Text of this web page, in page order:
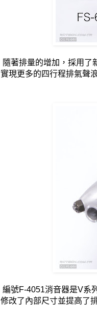
隨著排量的增加，採用了
實現更多的四行程排氣聲
編號F-4051消音器是V系
修改了內部尺寸並提高了